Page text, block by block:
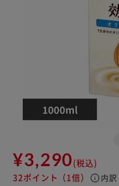
¥3,290(税込)
32ポイント （1倍） info 内訳